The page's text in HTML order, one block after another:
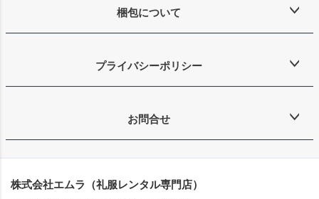
梱包について
プライバシーポリシー
お問合せ
株式会社エムラ（礼服レンタル専門店）